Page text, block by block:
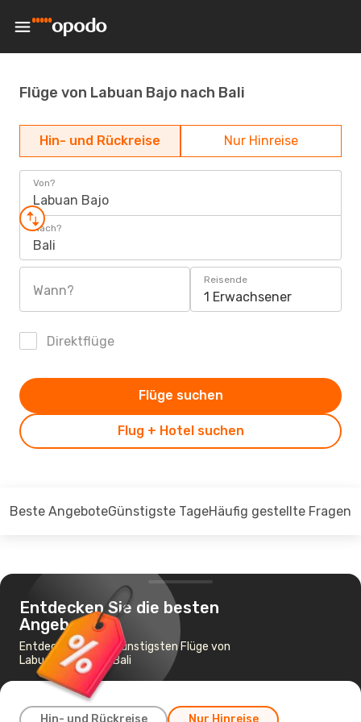
Flüge von Labuan Bajo nach Bali
Hin- und Rückreise Nur Hinreise
Von?
Labuan Bajo
Nach?
Bali
Wann?
Reisende
1 Erwachsener
Direktflüge
Flug + Hotel suchen
Flüge suchen
Beste AngeboteGünstigste TageHäufig gestellte Fragen
Entdecken Sie die besten
Angebote
Entdecken Sie die günstigsten Flüge von
Labuan Bajo nach Bali
Hin- und Rückreise Nur Hinreise